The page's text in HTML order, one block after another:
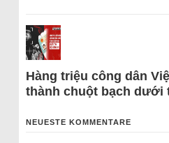
Hàng triệu công dân
thành chuột bạch dưới
NEUESTE KOMMENTARE